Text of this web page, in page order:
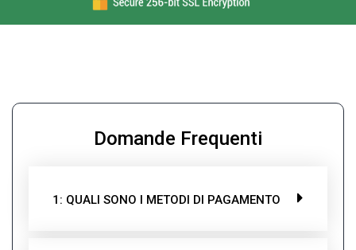
Domande Frequenti
1: QUALI SONO I METODI DI PAGAMENTO